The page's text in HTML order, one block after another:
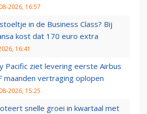
2026, 16:57
in de Business Class? Bij
kost dat 170 euro extra
16:41
Pacific ziet levering eerste Airbus
maanden vertraging oplopen
2026, 15:25
snelle groei in kwartaal met